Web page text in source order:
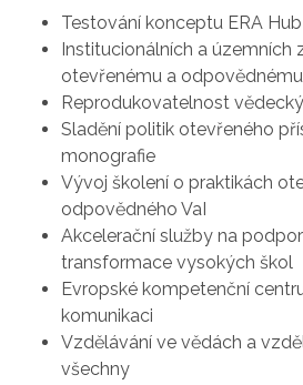
Testování konceptu ERA Hub
Institucionálních a územních
otevřenému a odpovědnému
Reprodukovatelnost
Sladění politik otevřeného
monografie
Vývoj školení o praktikách
odpovědného VaI
Akcelerační služby na
transformace vysokých škol
Evropské kompetenční
komunikaci
Vzdělávání ve vědách a
všechny